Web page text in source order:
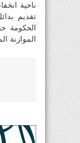
ناحية
تقديم
الحكومة
الموازنة